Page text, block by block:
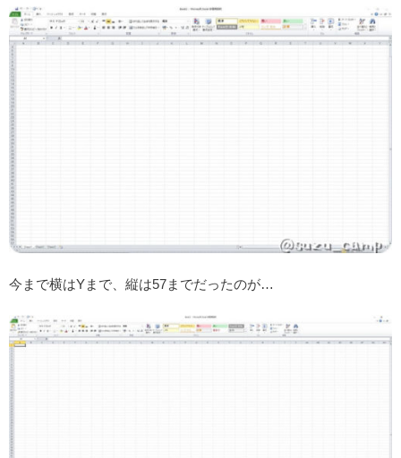
今まで横はYまで、縦は57までだったのが…